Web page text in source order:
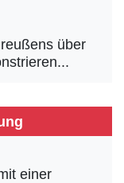
über
einer